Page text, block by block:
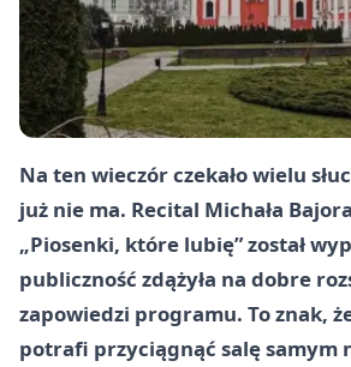
Na ten wieczór czekało wielu
już nie ma. Recital Michała
„Piosenki, które lubię” został
publiczność zdążyła na dobre
zapowiedzi programu. To znak,
potrafi przyciągnąć salę samym